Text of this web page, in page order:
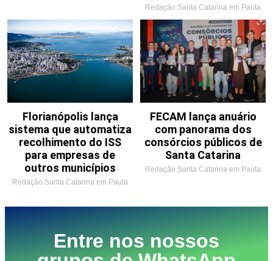
Redação Santa Catarina em Pauta
Florianópolis lança
sistema que automatiza
recolhimento do ISS
para empresas de
outros municípios
Redação Santa Catarina em Pauta
FECAM lança anuário
com panorama dos
consórcios públicos de
Santa Catarina
Redação Santa Catarina em Pauta
Entre nos nossos